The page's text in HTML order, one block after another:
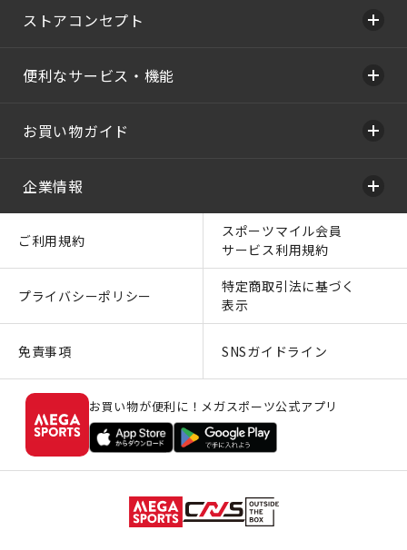
ストアコンセプト
便利なサービス・機能
お買い物ガイド
企業情報
ご利用規約
スポーツマイル会員
サービス利用規約
プライバシーポリシー
特定商取引法に基づく
表示
免責事項 SNSガイドライン
お買い物が便利に！メガスポーツ公式アプリ